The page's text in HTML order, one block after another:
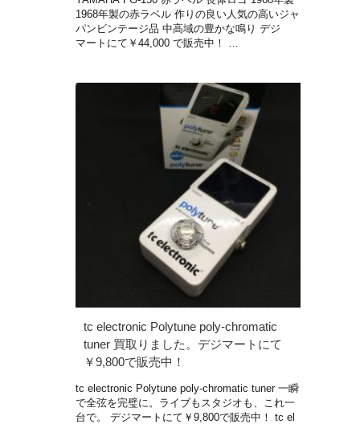
1968年製の赤ラベル 作りの良い人気の高いジャ
パンビンテージ品 中高域の豊かな鳴り デジ
マートにて￥44,000 で販売中！ …
tc electronic Polytune poly-chromatic
tuner 買取りました。デジマートにて
￥9,800で販売中！
tc electronic Polytune poly-chromatic tuner 一瞬
で全弦を完璧に。ライブもスタジオも、これ一
台で。 デジマートにて￥9,800で販売中！ tc el